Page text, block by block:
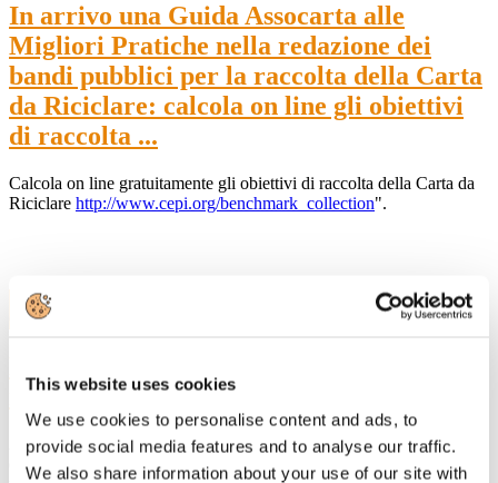
This website uses cookies
We use cookies to personalise content and ads, to
provide social media features and to analyse our traffic.
We also share information about your use of our site with
In arrivo una Guida Assocarta alle
Migliori Pratiche nella redazione dei
bandi pubblici per la raccolta della Carta
da Riciclare: calcola on line gli obiettivi
di raccolta ...
Calcola on line gratuitamente gli obiettivi di raccolta della Carta da
Riciclare http://www.cepi.org/benchmark_collection".
16
Gen, 2015
meglio i pixel o la carta?
A livello internazionale in molti si stanno interrogando sulvalore
della lettura
e sulle implicazioni che le
nuove tecnologie